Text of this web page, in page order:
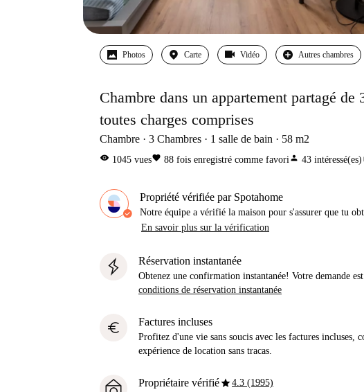
Photos Carte Vidéo Autres chambres
Chambre dans un appartement partagé
toutes charges comprises
Chambre 3 Chambres 1 salle de bain 58 m2
visibility 1045 vuesfavorite 88 fois enregistré comme favoriperson 43 intéressé(es)
Propriété vérifiée par Spotahome
Notre équipe a vérifié la maison pour s'assurer que tu
En savoir plus sur la vérification
Réservation instantanée
Obtenez une confirmation instantanée! Votre demande
conditions de réservation instantanée
euro Factures incluses
Profitez d'une vie sans soucis avec les factures incluses,
expérience de location sans tracas.
Propriétaire vérifiéstar4.3 (1995)